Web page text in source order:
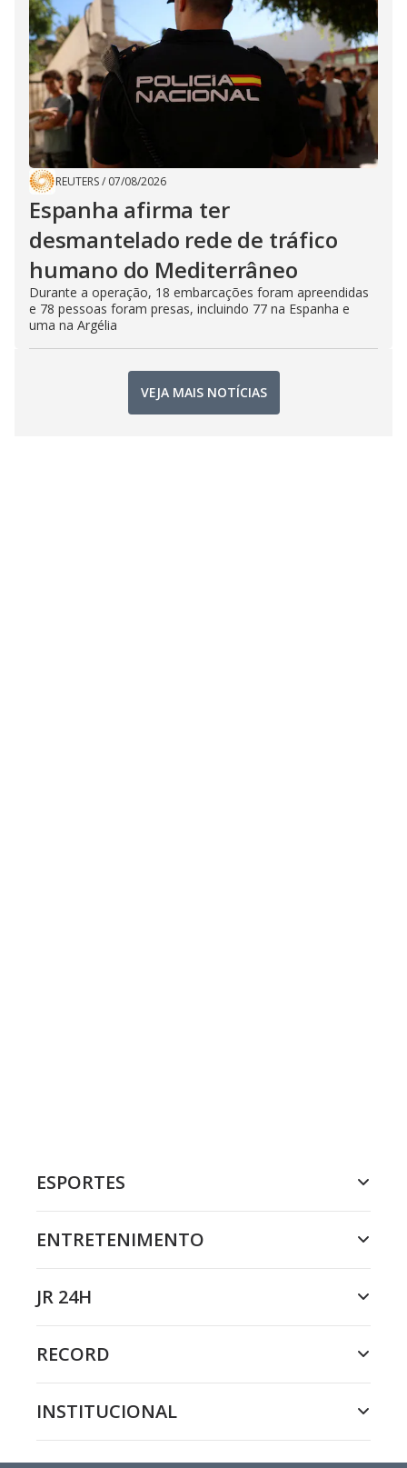
REUTERS/ 07/08/2026
Espanha afirma ter
desmantelado rede de tráfico
humano do Mediterrâneo
Durante a operação, 18 embarcações foram apreendidas
e 78 pessoas foram presas, incluindo 77 na Espanha e
uma na Argélia
VEJA MAIS NOTÍCIAS
ESPORTES
ENTRETENIMENTO
JR 24H
RECORD
INSTITUCIONAL